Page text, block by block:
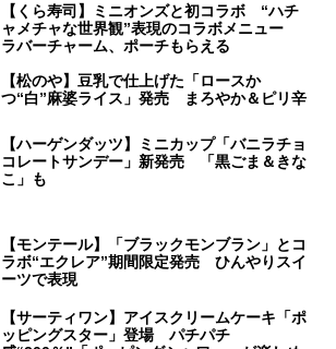
【くら寿司】ミニオンズと初コラボ “ハチ
ャメチャな世界観”表現のコラボメニュー
ラバーチャーム、ポーチもらえる
【松のや】豆乳で仕上げた「ロースか
つ“白”麻婆ライス」発売 まろやか＆ピリ辛
【ハーゲンダッツ】ミニカップ「バニラチョ
コレートサンデー」新発売 「黒ごま＆きな
こ」も
【モンテール】「ブラックモンブラン」とコ
ラボ“エクレア”期間限定発売 ひんやりスイ
ーツで表現
【サーティワン】アイスクリームケーキ「ポ
ッピングスター」登場 パチパチ